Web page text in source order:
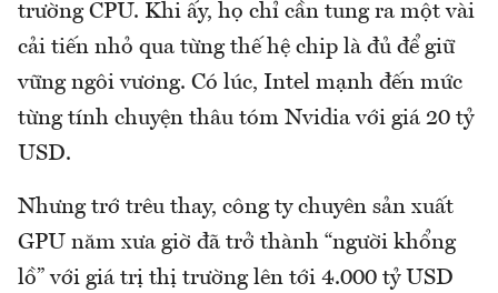
trường CPU. Khi ấy, họ chỉ cần tung ra một vài
cải tiến nhỏ qua từng thế hệ chip là đủ để giữ
vững ngôi vương. Có lúc, Intel mạnh đến mức
từng tính chuyện thâu tóm Nvidia với giá 20 tỷ
USD.
Nhưng trớ trêu thay, công ty chuyên sản xuất
GPU năm xưa giờ đã trở thành “người khổng
lồ” với giá trị thị trường lên tới 4.000 tỷ USD